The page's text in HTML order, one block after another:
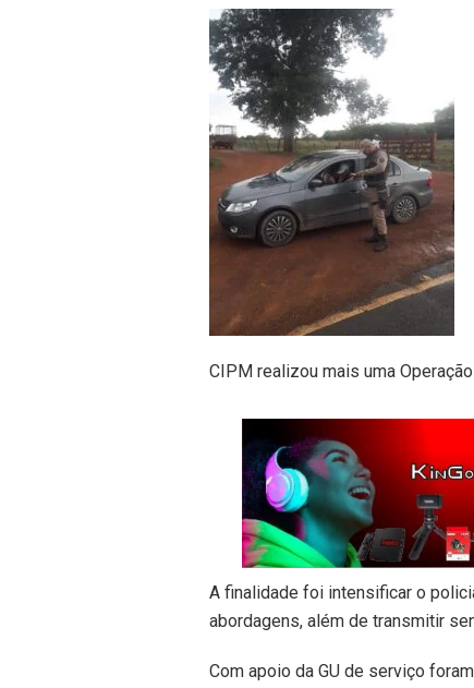
CIPM realizou mais uma
A finalidade foi intensificar o
abordagens, além de transmitir
Com apoio da GU de serviço